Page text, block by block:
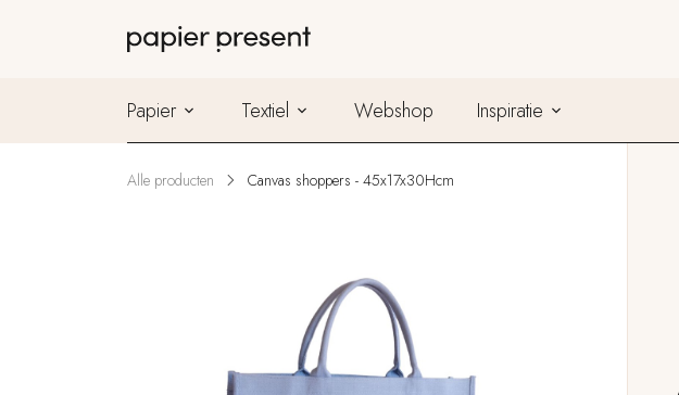
Papier Textiel Webshop Inspiratie
Alle producten Canvas shoppers - 45x17x30Hcm